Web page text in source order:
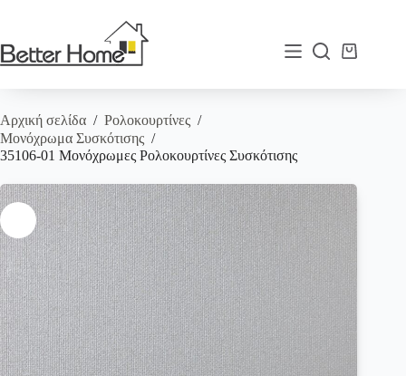
Καλάθι
Αρχική σελίδα / Ρολοκουρτίνες /
Μονόχρωμα Συσκότισης /
35106-01 Μονόχρωμες Ρολοκουρτίνες Συσκότισης